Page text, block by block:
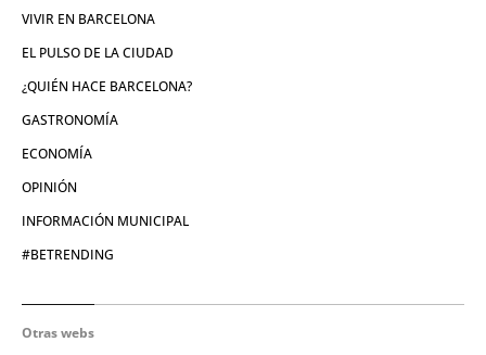
VIVIR EN BARCELONA
EL PULSO DE LA CIUDAD
¿QUIÉN HACE BARCELONA?
GASTRONOMÍA
ECONOMÍA
OPINIÓN
INFORMACIÓN MUNICIPAL
#BETRENDING
Otras webs